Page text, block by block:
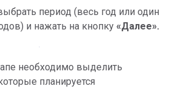
период (весь год или один
и нажать на кнопку «Далее».
необходимо выделить
планируется